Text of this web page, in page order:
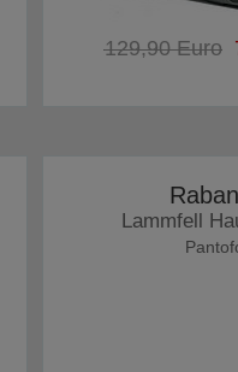
129,90 Euro
Lammfell